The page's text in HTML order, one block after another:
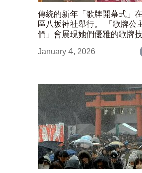
傳統的新年「歌牌開幕式」
區八坂神社舉行。 「歌牌公
們」會展現她們優雅的歌牌技
January 4, 2026